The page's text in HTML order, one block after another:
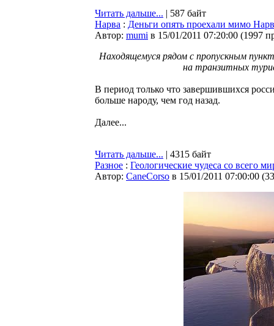
Читать дальше... | 587 байт
Нарва : Деньги опять проехали мимо
Автор: mumi в 15/01/2011 07:20:00 (1997
Находящемуся рядом с пропускным
на транзитных
В период только что завершившихся
больше народу, чем год назад.
Далее...
Читать дальше... | 4315 байт
Разное : Геологические чудеса со всего
Автор: CaneCorso в 15/01/2011 07:00:00 (